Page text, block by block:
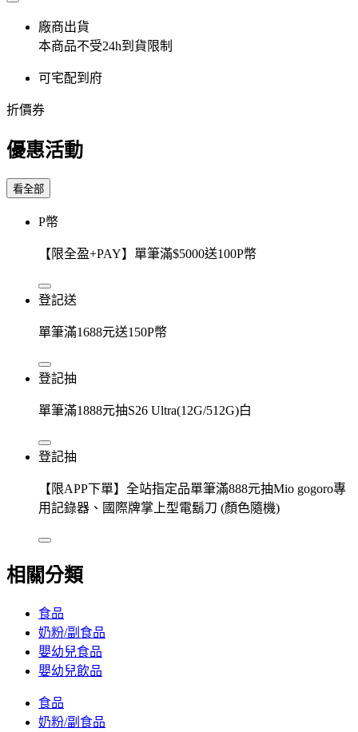
廠商出貨
本商品不受24h到貨限制
可宅配到府
折價券
優惠活動
看全部
P幣
【限全盈+PAY】單筆滿$5000送100P幣
登記送
單筆滿1688元送150P幣
登記抽
單筆滿1888元抽S26 Ultra(12G/512G)白
登記抽
【限APP下單】全站指定品單筆滿888元抽Mio gogoro專
用記錄器、國際牌掌上型電鬍刀 (顏色隨機)
相關分類
食品
奶粉/副食品
嬰幼兒食品
嬰幼兒飲品
食品
奶粉/副食品